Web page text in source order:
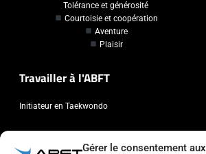
Gérer le consentement aux
Tolérance et générosité
Courtoisie et coopération
Aventure
Plaisir
Travailler à l'ABFT
Initiateur en Taekwondo